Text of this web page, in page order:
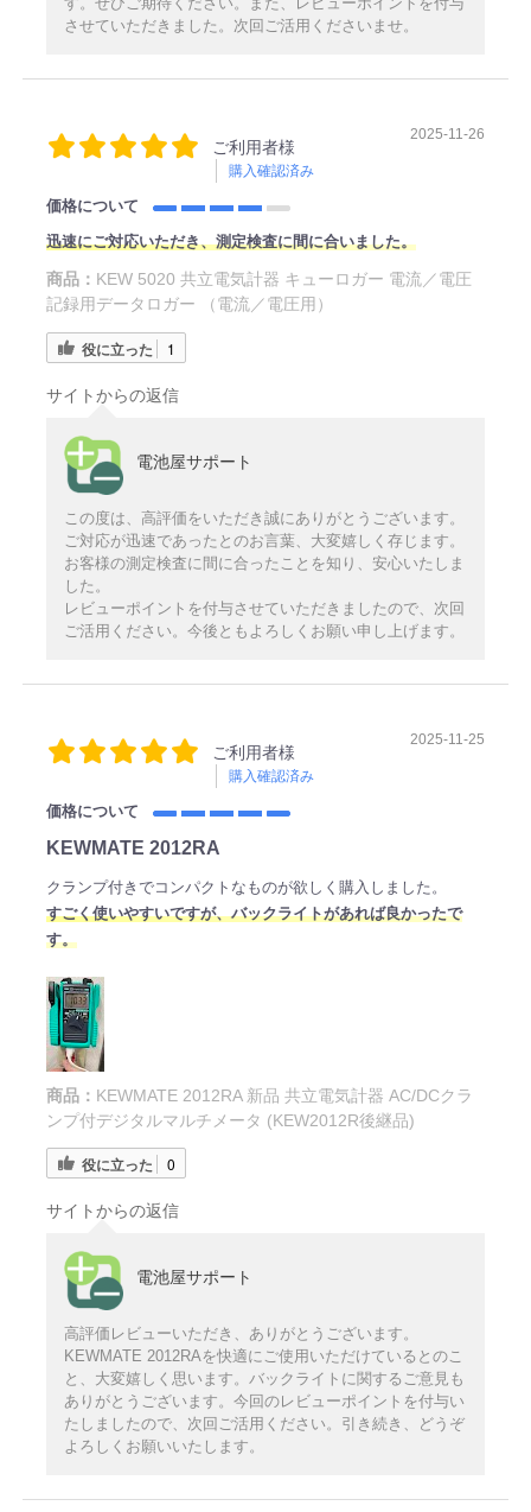
させていただきました。次回ご活用くださいませ。
ご利用者様
購入確認済み
2025-11-26
価格について
迅速にご対応いただき、測定検査に間に合いました。
商品： KEW 5020 共立電気計器 キューロガー 電流／電圧
記録用データロガー （電流／電圧用）
役に立った 1
サイトからの返信
電池屋サポート
この度は、高評価をいただき誠にありがとうございます。
ご対応が迅速であったとのお言葉、大変嬉しく存じます。
お客様の測定検査に間に合ったことを知り、安心いたしま
した。
レビューポイントを付与させていただきましたので、次回
ご活用ください。今後ともよろしくお願い申し上げます。
ご利用者様
購入確認済み
2025-11-25
価格について
KEWMATE 2012RA
クランプ付きでコンパクトなものが欲しく購入しました。
すごく使いやすいですが、バックライトがあれば良かったで
す。
商品： KEWMATE 2012RA 新品 共立電気計器 AC/DCクラ
ンプ付デジタルマルチメータ (KEW2012R後継品)
役に立った 0
サイトからの返信
電池屋サポート
高評価レビューいただき、ありがとうございます。
KEWMATE 2012RAを快適にご使用いただけているとのこ
と、大変嬉しく思います。バックライトに関するご意見も
ありがとうございます。今回のレビューポイントを付与い
たしましたので、次回ご活用ください。引き続き、どうぞ
よろしくお願いいたします。